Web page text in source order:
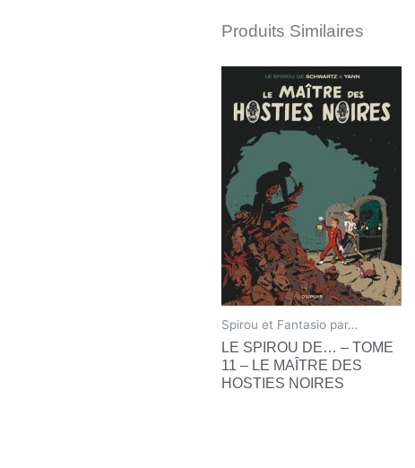
Produits Similaires
Spirou et Fantasio par…
LE SPIROU DE… – TOME
11 – LE MAÎTRE DES
HOSTIES NOIRES